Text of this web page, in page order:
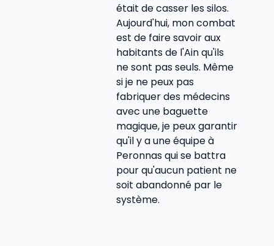
était de casser les silos.
Aujourd'hui, mon combat
est de faire savoir aux
habitants de l'Ain qu'ils
ne sont pas seuls. Même
si je ne peux pas
fabriquer des médecins
avec une baguette
magique, je peux garantir
qu'il y a une équipe à
Peronnas qui se battra
pour qu'aucun patient ne
soit abandonné par le
système.